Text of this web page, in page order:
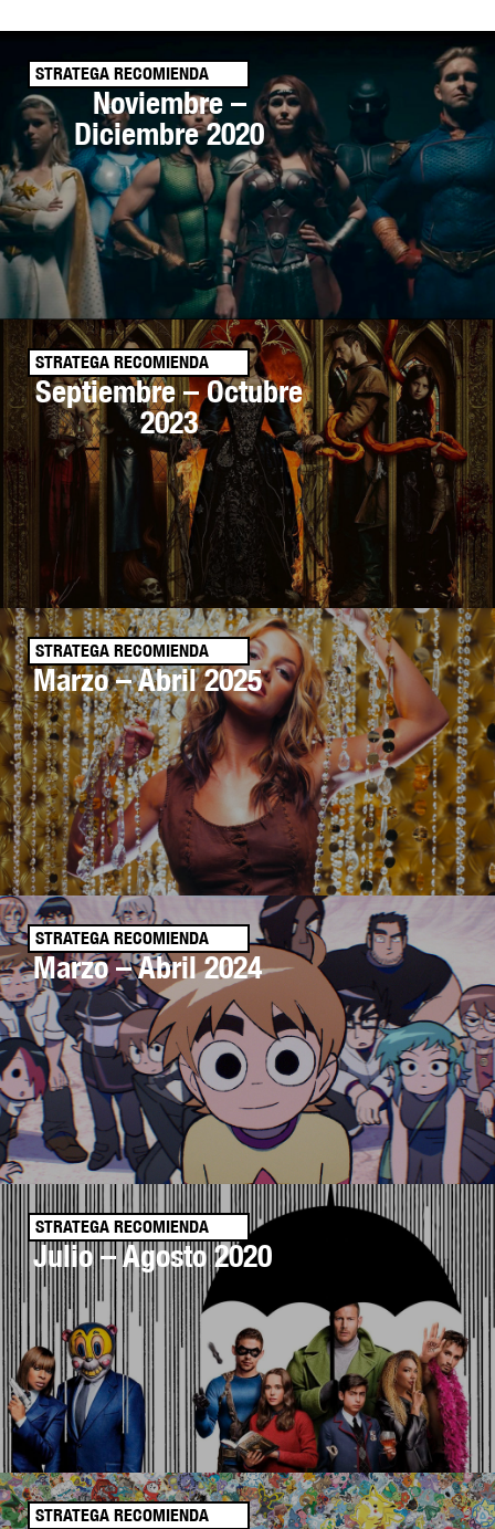
STRATEGA RECOMIENDA
Noviembre –
Diciembre 2020
STRATEGA RECOMIENDA
Septiembre – Octubre
2023
STRATEGA RECOMIENDA
Marzo – Abril 2025
STRATEGA RECOMIENDA
Marzo – Abril 2024
STRATEGA RECOMIENDA
Julio – Agosto 2020
STRATEGA RECOMIENDA